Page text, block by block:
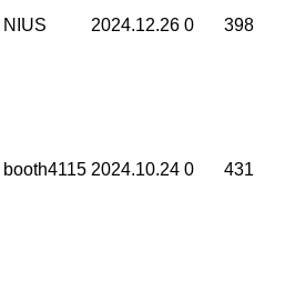
NIUS 2024.12.26 0 398
booth4115 2024.10.24 0 431